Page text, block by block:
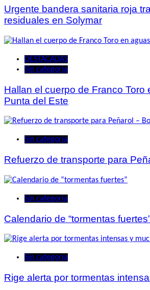
Urgente bandera sanitaria roja
residuales en Solymar
DESTACADAS
Sin categoría
Hallan el cuerpo de Franco Toro
Punta del Este
Sin categoría
Refuerzo de transporte para
Sin categoría
Calendario de “tormentas
Sin categoría
Rige alerta por tormentas